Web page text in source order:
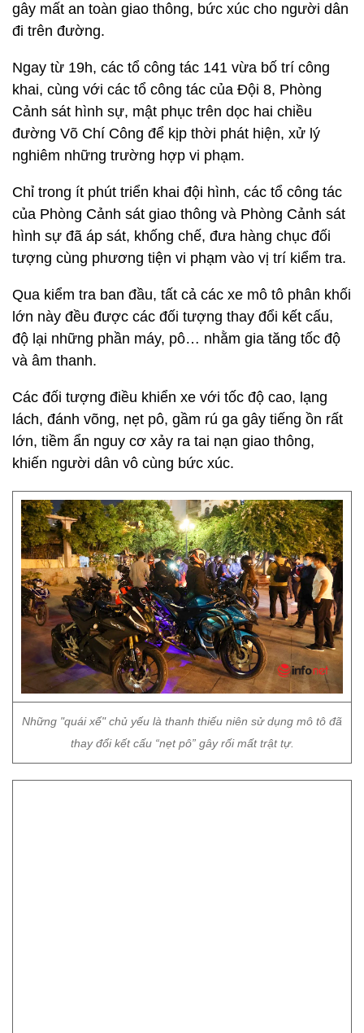
gây mất an toàn giao thông, bức xúc cho người dân
đi trên đường.
Ngay từ 19h, các tổ công tác 141 vừa bố trí công
khai, cùng với các tổ công tác của Đội 8, Phòng
Cảnh sát hình sự, mật phục trên dọc hai chiều
đường Võ Chí Công để kịp thời phát hiện, xử lý
nghiêm những trường hợp vi phạm.
Chỉ trong ít phút triển khai đội hình, các tổ công tác
của Phòng Cảnh sát giao thông và Phòng Cảnh sát
hình sự đã áp sát, khống chế, đưa hàng chục đối
tượng cùng phương tiện vi phạm vào vị trí kiểm tra.
Qua kiểm tra ban đầu, tất cả các xe mô tô phân khối
lớn này đều được các đối tượng thay đổi kết cấu,
độ lại những phần máy, pô… nhằm gia tăng tốc độ
và âm thanh.
Các đối tượng điều khiển xe với tốc độ cao, lạng
lách, đánh võng, nẹt pô, gầm rú ga gây tiếng ồn rất
lớn, tiềm ẩn nguy cơ xảy ra tai nạn giao thông,
khiến người dân vô cùng bức xúc.
Những "quái xế" chủ yếu là thanh thiếu niên sử dụng mô tô đã
thay đổi kết cấu “nẹt pô” gây rối mất trật tự.